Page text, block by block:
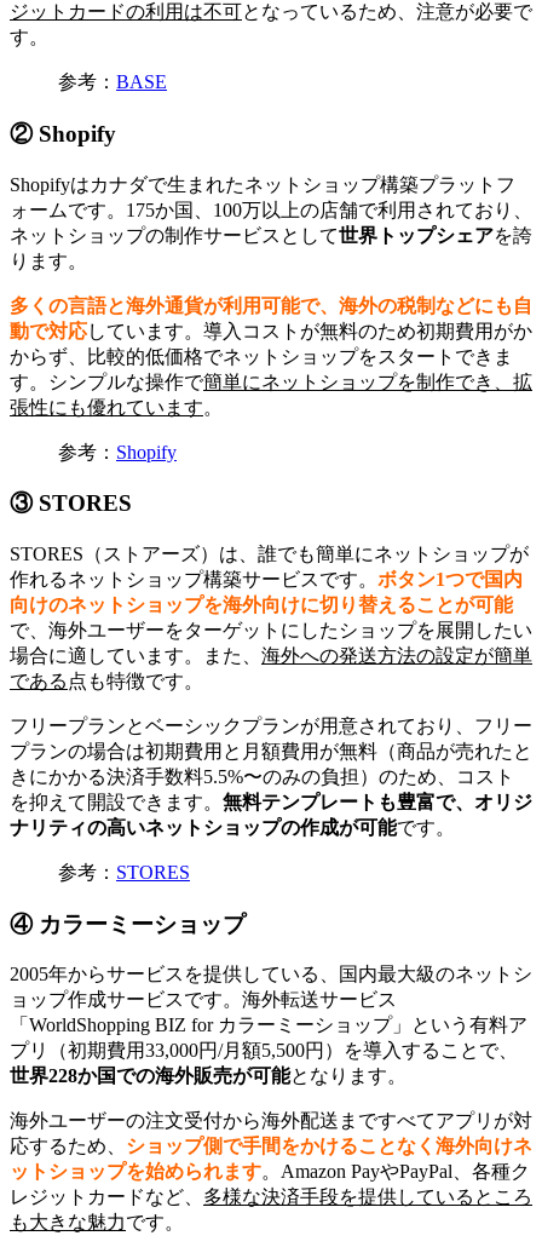
ジットカードの利用は不可となっているため、注意が必要で
す。
参考： BASE
② Shopify
Shopifyはカナダで生まれたネットショップ構築プラットフ
ォームです。175か国、100万以上の店舗で利用されており、
ネットショップの制作サービスとして世界トップシェアを誇
ります。
多くの言語と海外通貨が利用可能で、海外の税制などにも自
動で対応しています。導入コストが無料のため初期費用がか
からず、比較的低価格でネットショップをスタートできま
す。シンプルな操作で簡単にネットショップを制作でき、拡
張性にも優れています。
参考： Shopify
③ STORES
STORES（ストアーズ）は、誰でも簡単にネットショップが
作れるネットショップ構築サービスです。 ボタン1つで国内
向けのネットショップを海外向けに切り替えることが可能
で、海外ユーザーをターゲットにしたショップを展開したい
場合に適しています。また、 海外への発送方法の設定が簡単
である 点も特徴です。
フリープランとベーシックプランが用意されており、フリー
プランの場合は初期費用と月額費用が無料（商品が売れたと
きにかかる決済手数料5.5%〜のみの負担）のため、コスト
を抑えて開設できます。 無料テンプレートも豊富で、オリジ
ナリティの高いネットショップの作成が可能です。
参考： STORES
④ カラーミーショップ
2005年からサービスを提供している、国内最大級のネットシ
ョップ作成サービスです。海外転送サービス
「WorldShopping BIZ for カラーミーショップ」という有料ア
プリ（初期費用33,000円/月額5,500円）を導入することで、
世界228か国での海外販売が可能となります。
海外ユーザーの注文受付から海外配送まですべてアプリが対
応するため、 ショップ側で手間をかけることなく海外向けネ
ットショップを始められます。Amazon PayやPayPal、各種ク
レジットカードなど、 多様な決済手段を提供しているところ
も大きな魅力です。